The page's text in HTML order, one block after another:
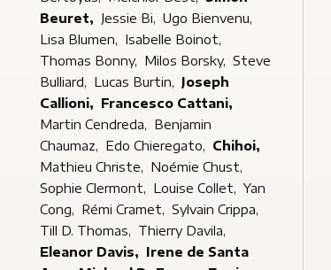
Beuret, Jessie Bi, Ugo Bienvenu,
Lisa Blumen, Isabelle Boinot,
Thomas Bonny, Milos Borsky, Steve
Bulliard, Lucas Burtin, Joseph
Callioni, Francesco Cattani,
Martin Cendreda, Benjamin
Chaumaz, Edo Chieregato, Chihoi,
Mathieu Christe,
Noémie Chust,
Sophie Clermont, Louise Collet, Yan
Cong, Rémi Cramet, Sylvain Crippa,
Till D. Thomas, Thierry Davila,
Eleanor Davis, Irene de Santa